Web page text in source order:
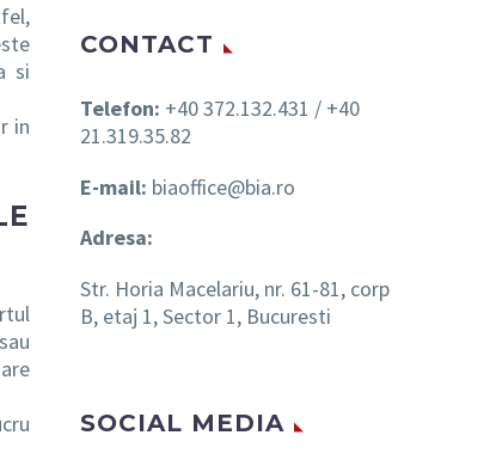
si
in
CONTACT
Telefon: +40 372.132.431 / +40
21.319.35.82
E-mail: biaoffice@bia.ro
Adresa:
Str. Horia Macelariu, nr. 61-81, corp
B, etaj 1, Sector 1, Bucuresti
SOCIAL MEDIA